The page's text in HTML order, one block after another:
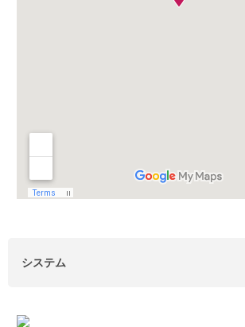
システム